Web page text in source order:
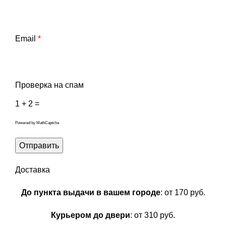
Email *
Проверка на спам
1 + 2 =
Powered by MathCaptcha
Доставка
До пункта выдачи в вашем городе: от 170 руб.
Курьером до двери: от 310 руб.